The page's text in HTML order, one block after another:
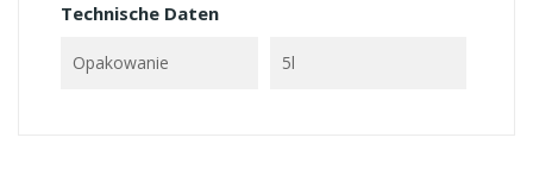
Technische Daten
Opakowanie 5l